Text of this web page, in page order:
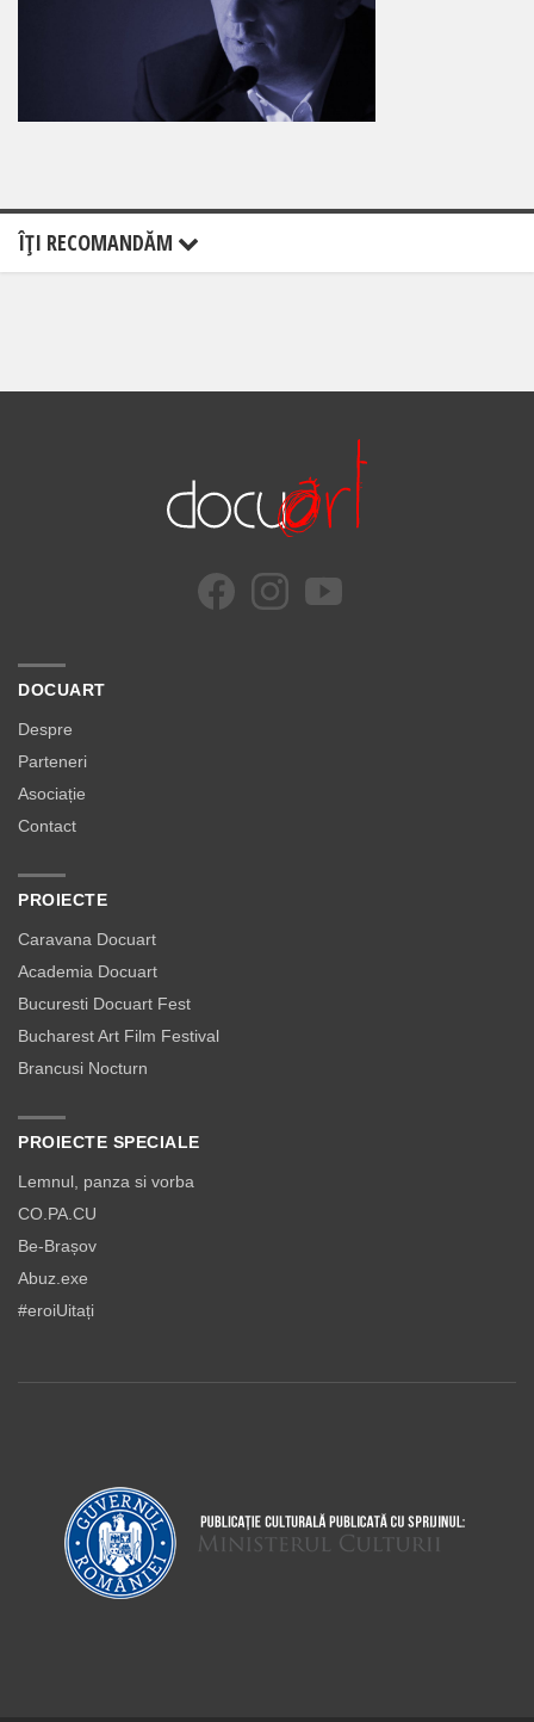
ÎŢI RECOMANDĂM
DOCUART
Despre
Parteneri
Asociație
Contact
PROIECTE
Caravana Docuart
Academia Docuart
Bucuresti Docuart Fest
Bucharest Art Film Festival
Brancusi Nocturn
PROIECTE SPECIALE
Lemnul, panza si vorba
CO.PA.CU
Be-Brașov
Abuz.exe
#eroiUitați